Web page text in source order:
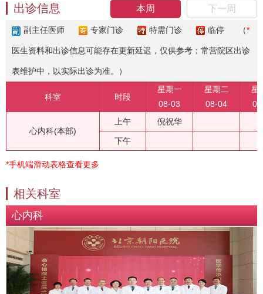
本周 下一周
出诊信息
副主任医师 专家门诊 特需门诊 临停 （*
医生资料和出诊信息可能存在更新延迟，仅供参考；常营院区出诊
表维护中，以实际出诊为准。）
科室 时段
星期一
08-03
星期二
08-04
星
心内科(本部)
上午 倪祝华
下午
*手机端滑动表格查看更多
相关科室
心内科